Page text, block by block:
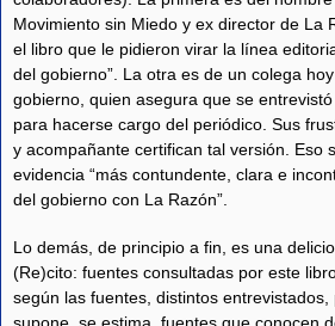
Movimiento sin Miedo y ex director de La
el libro que le pidieron virar la línea
del gobierno”. La otra es de un colega
gobierno, quien asegura que se
para hacerse cargo del periódico. Sus
y acompañante certifican tal versión. Eso
evidencia “más contundente, clara e
del gobierno con La Razón”.
Lo demás, de principio a fin, es una
(Re)cito: fuentes consultadas por este
según las fuentes, distintos